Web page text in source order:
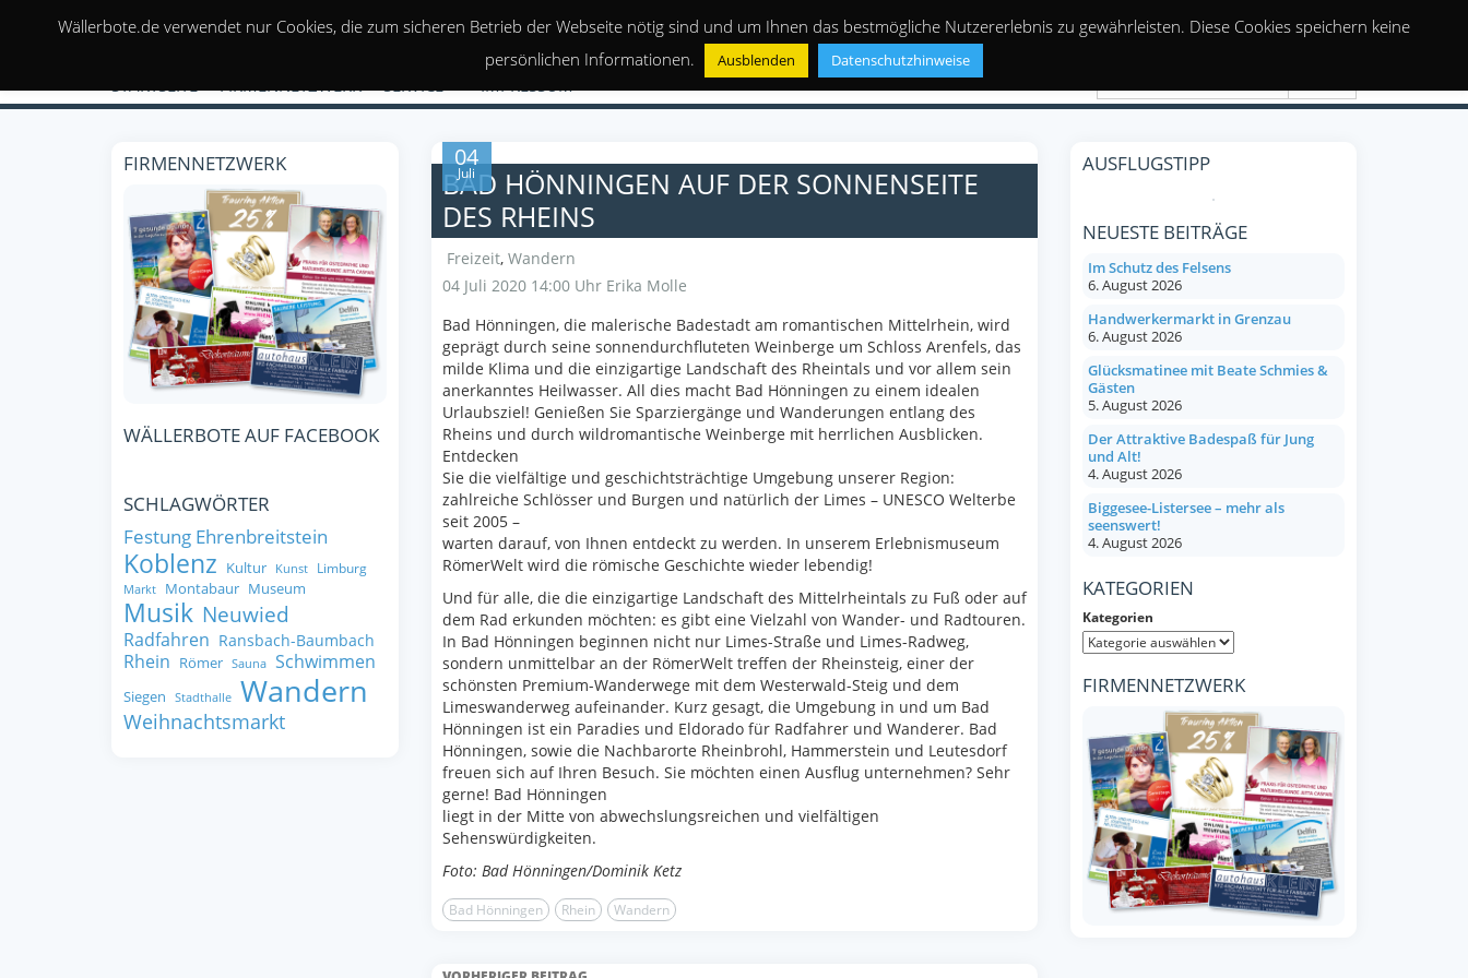
STARTSEITE FIRMENNETZWERK SERVICE IMPRESSUM
04
Juli
BAD HÖNNINGEN AUF DER SONNENSEITE
DES RHEINS
Freizeit, Wandern
04 Juli 2020 14:00 Uhr Erika Molle
Bad Hönningen, die malerische Badestadt am romantischen Mittelrhein, wird
geprägt durch seine sonnendurchfluteten Weinberge um Schloss Arenfels, das
milde Klima und die einzigartige Landschaft des Rheintals und vor allem sein
anerkanntes Heilwasser. All dies macht Bad Hönningen zu einem idealen
Urlaubsziel! Genießen Sie Sparziergänge und Wanderungen entlang des
Rheins und durch wildromantische Weinberge mit herrlichen Ausblicken.
Entdecken
Sie die vielfältige und geschichtsträchtige Umgebung unserer Region:
zahlreiche Schlösser und Burgen und natürlich der Limes – UNESCO Welterbe
seit 2005 –
warten darauf, von Ihnen entdeckt zu werden. In unserem Erlebnismuseum
RömerWelt wird die römische Geschichte wieder lebendig!
Und für alle, die die einzigartige Landschaft des Mittelrheintals zu Fuß oder auf
dem Rad erkunden möchten: es gibt eine Vielzahl von Wander- und Radtouren.
In Bad Hönningen beginnen nicht nur Limes-Straße und Limes-Radweg,
sondern unmittelbar an der RömerWelt treffen der Rheinsteig, einer der
schönsten Premium-Wanderwege mit dem Westerwald-Steig und dem
Limeswanderweg aufeinander. Kurz gesagt, die Umgebung in und um Bad
Hönningen ist ein Paradies und Eldorado für Radfahrer und Wanderer. Bad
Hönningen, sowie die Nachbarorte Rheinbrohl, Hammerstein und Leutesdorf
freuen sich auf Ihren Besuch. Sie möchten einen Ausflug unternehmen? Sehr
gerne! Bad Hönningen
liegt in der Mitte von abwechslungsreichen und vielfältigen
Sehenswürdigkeiten.
Foto: Bad Hönningen/Dominik Ketz
Bad Hönningen Rhein Wandern
FIRMENNETZWERK
WÄLLERBOTE AUF FACEBOOK
SCHLAGWÖRTER
Festung Ehrenbreitstein
Koblenz Kultur Kunst Limburg
Markt Montabaur Museum
Musik Neuwied
Radfahren Ransbach-Baumbach
Rhein Römer Sauna Schwimmen
Siegen Stadthalle Wandern
Weihnachtsmarkt
AUSFLUGSTIPP
NEUESTE BEITRÄGE
Im Schutz des Felsens
6. August 2026
Handwerkermarkt in Grenzau
6. August 2026
Glücksmatinee mit Beate Schmies &
Gästen
5. August 2026
Der Attraktive Badespaß für Jung
und Alt!
4. August 2026
Biggesee-Listersee – mehr als
seenswert!
4. August 2026
KATEGORIEN
Kategorien
FIRMENNETZWERK
Wällerbote.de verwendet nur Cookies, die zum sicheren Betrieb der Webseite nötig sind und um Ihnen das bestmögliche Nutzererlebnis zu gewährleisten. Diese Cookies speichern keine
persönlichen Informationen.
Ausblenden Datenschutzhinweise